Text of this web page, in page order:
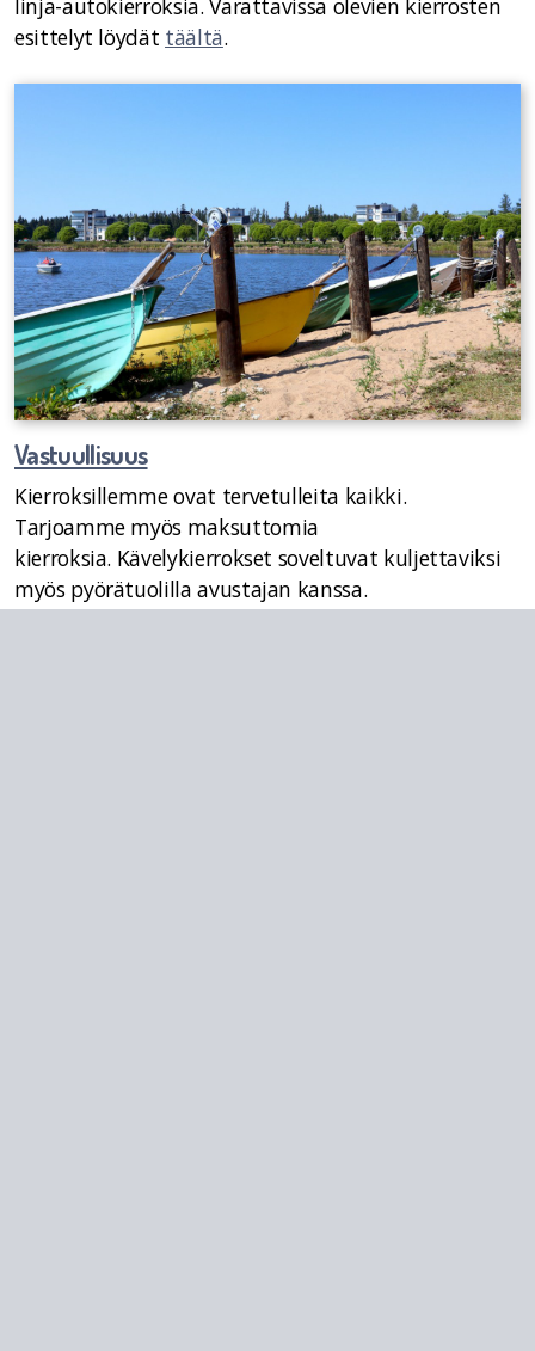
esittelyt löydät täältä.
Vastuullisuus
Kierroksillemme ovat tervetulleita kaikki.
Tarjoamme myös maksuttomia
kierroksia. Kävelykierrokset soveltuvat kuljettaviksi
myös pyörätuolilla avustajan kanssa.